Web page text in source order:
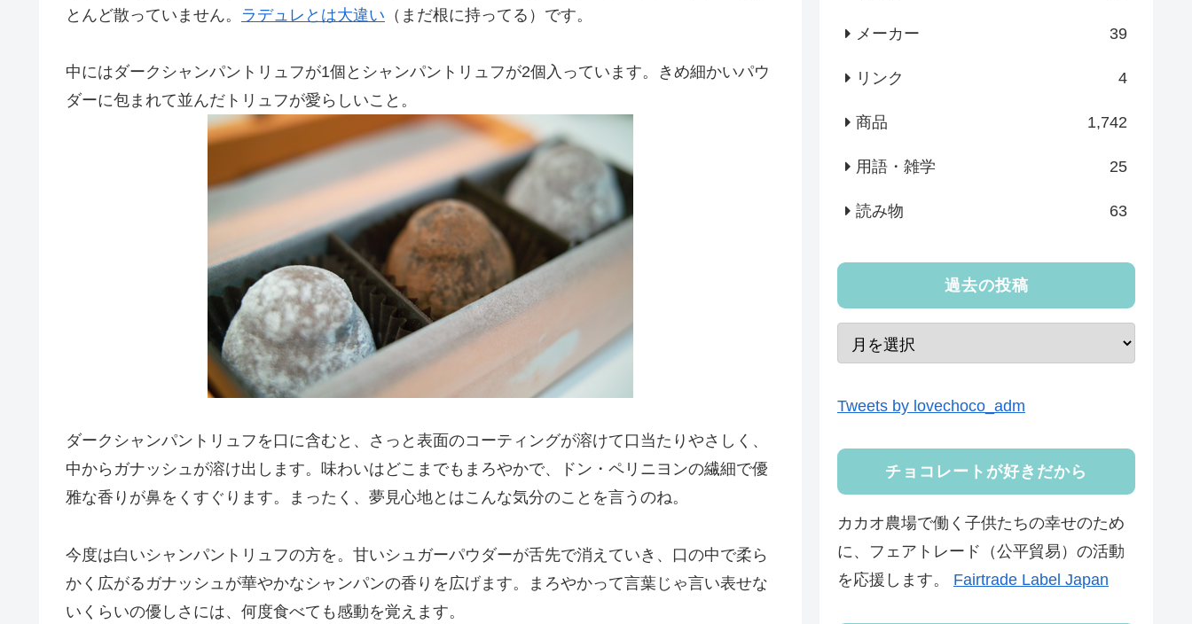
とんど散っていません。 ラデュレとは大違い （まだ根に持ってる）です。
中にはダークシャンパントリュフが1個とシャンパントリュフが2個入っています。きめ細かいパウ
ダーに包まれて並んだトリュフが愛らしいこと。
ダークシャンパントリュフを口に含むと、さっと表面のコーティングが溶けて口当たりやさしく、
中からガナッシュが溶け出します。味わいはどこまでもまろやかで、ドン・ペリニヨンの繊細で優
雅な香りが鼻をくすぐります。まったく、夢見心地とはこんな気分のことを言うのね。
今度は白いシャンパントリュフの方を。甘いシュガーパウダーが舌先で消えていき、口の中で柔ら
かく広がるガナッシュが華やかなシャンパンの香りを広げます。まろやかって言葉じゃ言い表せな
いくらいの優しさには、何度食べても感動を覚えます。
メーカー 39
リンク 4
商品 1,742
用語・雑学 25
読み物 63
過去の投稿
Tweets by lovechoco_adm
チョコレートが好きだから
カカオ農場で働く子供たちの幸せのため
に、フェアトレード（公平貿易）の活動
を応援します。 Fairtrade Label Japan